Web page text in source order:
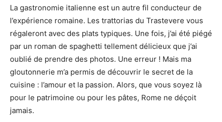
La gastronomie italienne est un autre fil conducteur de
l’expérience romaine. Les trattorias du Trastevere vous
régaleront avec des plats typiques. Une fois, j’ai été piégé
par un roman de spaghetti tellement délicieux que j’ai
oublié de prendre des photos. Une erreur ! Mais ma
gloutonnerie m’a permis de découvrir le secret de la
cuisine : l’amour et la passion. Alors, que vous soyez là
pour le patrimoine ou pour les pâtes, Rome ne déçoit
jamais.